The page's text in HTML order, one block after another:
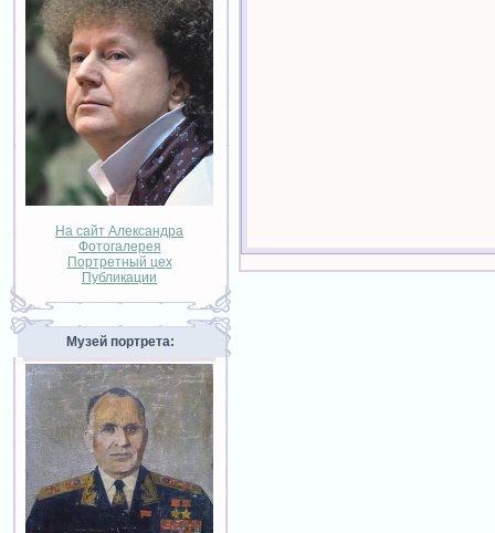
На сайт Александра
Фотогалерея
Портретный цех
Публикации
Музей портрета: